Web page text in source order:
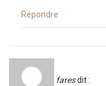
Répondre
faresdit :